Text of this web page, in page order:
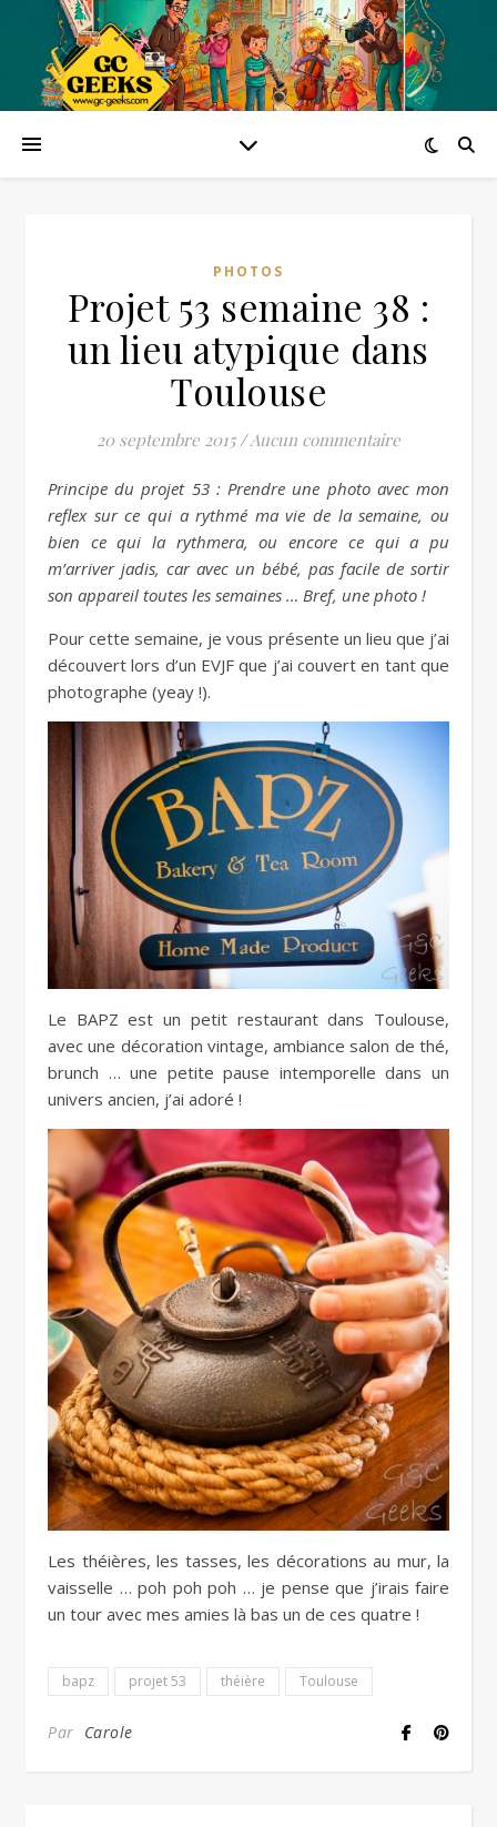
PHOTOS
Projet 53 semaine 38 :
un lieu atypique dans
Toulouse
20 septembre 2015 /Aucun commentaire
Principe du projet 53 : Prendre une photo avec mon
reflex sur ce qui a rythmé ma vie de la semaine, ou
bien ce qui la rythmera, ou encore ce qui a pu
m’arriver jadis, car avec un bébé, pas facile de sortir
son appareil toutes les semaines … Bref, une photo !
Pour cette semaine, je vous présente un lieu que j’ai
découvert lors d’un EVJF que j’ai couvert en tant que
photographe (yeay !).
Le BAPZ est un petit restaurant dans Toulouse,
avec une décoration vintage, ambiance salon de thé,
brunch … une petite pause intemporelle dans un
univers ancien, j’ai adoré !
Les théières, les tasses, les décorations au mur, la
vaisselle … poh poh poh … je pense que j’irais faire
un tour avec mes amies là bas un de ces quatre !
bapz projet 53 théière Toulouse
Par Carole